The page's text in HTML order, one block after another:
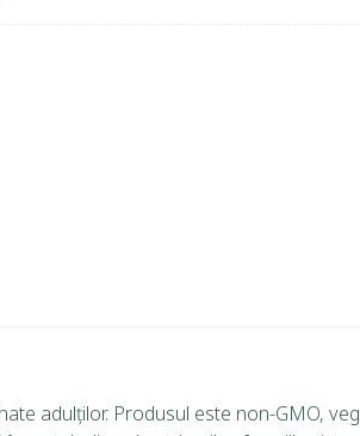
adulților. Produsul este non-GMO,